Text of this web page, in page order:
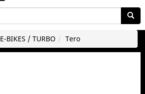
E-BIKES / TURBO Tero